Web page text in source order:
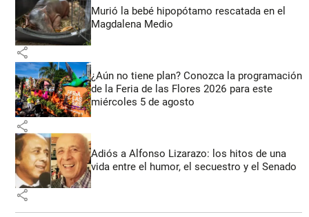
Murió la bebé hipopótamo rescatada en el
Magdalena Medio
share
¿Aún no tiene plan? Conozca la programación
de la Feria de las Flores 2026 para este
miércoles 5 de agosto
share
Adiós a Alfonso Lizarazo: los hitos de una
vida entre el humor, el secuestro y el Senado
share